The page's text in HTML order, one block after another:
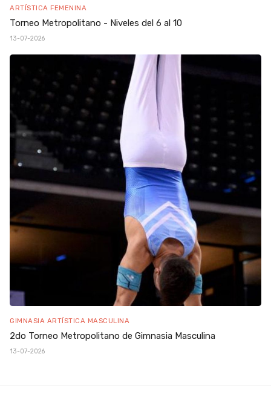
ARTÍSTICA FEMENINA
Torneo Metropolitano - Niveles del 6 al 10
13-07-2026
GIMNASIA ARTÍSTICA MASCULINA
2do Torneo Metropolitano de Gimnasia Masculina
13-07-2026